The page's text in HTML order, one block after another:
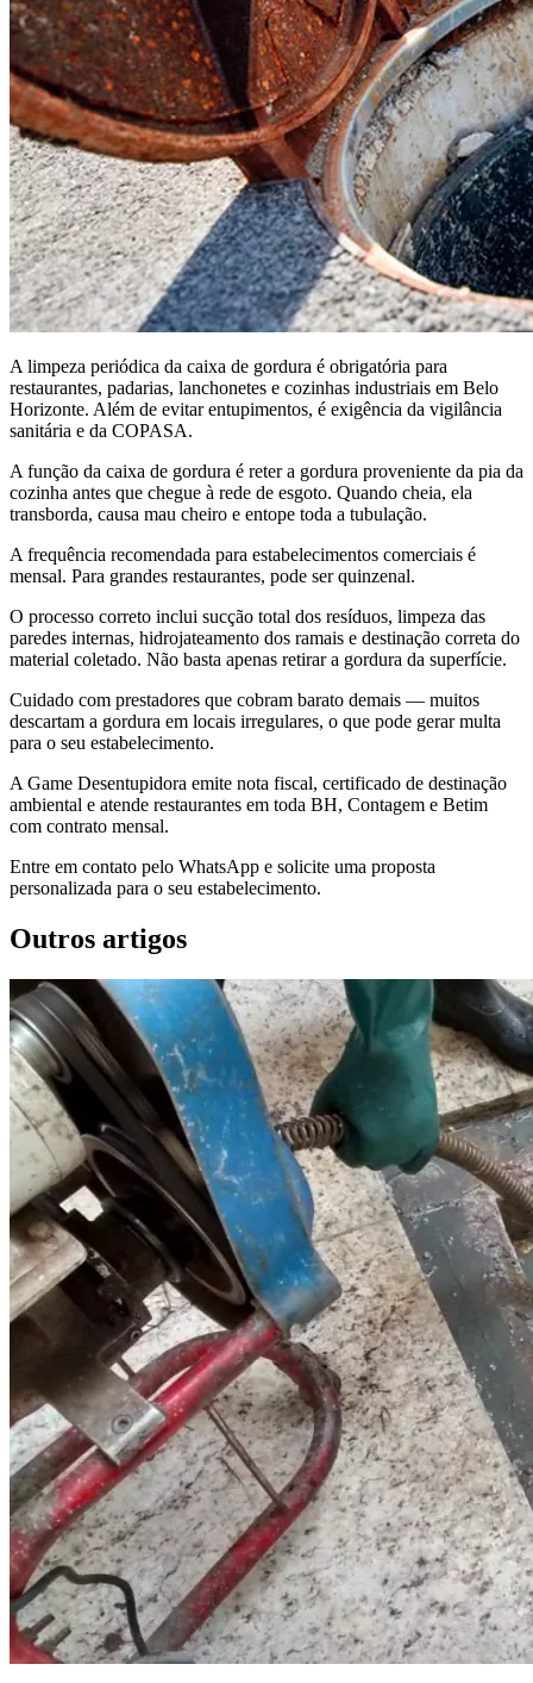
A limpeza periódica da caixa de gordura é obrigatória para
restaurantes, padarias, lanchonetes e cozinhas industriais em Belo
Horizonte. Além de evitar entupimentos, é exigência da vigilância
sanitária e da COPASA.
A função da caixa de gordura é reter a gordura proveniente da pia da
cozinha antes que chegue à rede de esgoto. Quando cheia, ela
transborda, causa mau cheiro e entope toda a tubulação.
A frequência recomendada para estabelecimentos comerciais é
mensal. Para grandes restaurantes, pode ser quinzenal.
O processo correto inclui sucção total dos resíduos, limpeza das
paredes internas, hidrojateamento dos ramais e destinação correta do
material coletado. Não basta apenas retirar a gordura da superfície.
Cuidado com prestadores que cobram barato demais — muitos
descartam a gordura em locais irregulares, o que pode gerar multa
para o seu estabelecimento.
A Game Desentupidora emite nota fiscal, certificado de destinação
ambiental e atende restaurantes em toda BH, Contagem e Betim
com contrato mensal.
Entre em contato pelo WhatsApp e solicite uma proposta
personalizada para o seu estabelecimento.
Outros artigos